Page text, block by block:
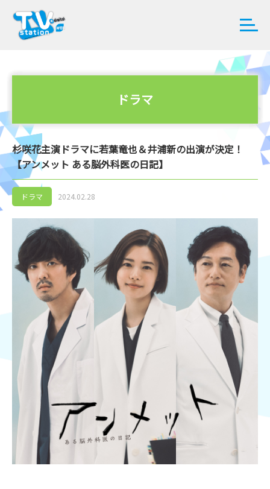
ドラマ
杉咲花主演ドラマに若葉竜也＆井浦新の出演が決定！
【アンメット ある脳外科医の日記】
ドラマ 2024.02.28